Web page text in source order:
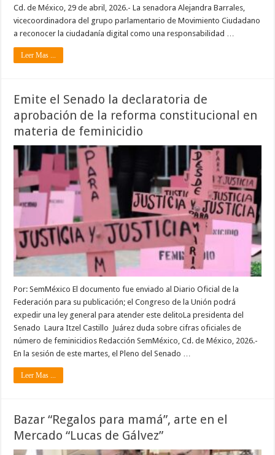
Cd. de México, 29 de abril, 2026.- La senadora Alejandra Barrales,
vicecoordinadora del grupo parlamentario de Movimiento Ciudadano
a reconocer la ciudadanía digital como una responsabilidad …
Leer Mas ...
Emite el Senado la declaratoria de
aprobación de la reforma constitucional en
materia de feminicidio
Por: SemMéxico El documento fue enviado al Diario Oficial de la
Federación para su publicación; el Congreso de la Unión podrá
expedir una ley general para atender este delitoLa presidenta del
Senado Laura Itzel Castillo Juárez duda sobre cifras oficiales de
número de feminicidios Redacción SemMéxico, Cd. de México, 2026.-
En la sesión de este martes, el Pleno del Senado …
Leer Mas ...
Bazar “Regalos para mamá”, arte en el
Mercado “Lucas de Gálvez”